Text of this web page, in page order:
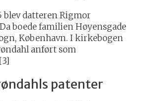
blev datteren Rigmor
boede familien Høyensgade
København. I kirkebogen
anført som
patenter